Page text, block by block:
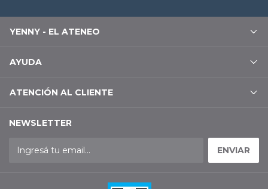
YENNY - EL ATENEO
AYUDA
ATENCIÓN AL CLIENTE
NEWSLETTER